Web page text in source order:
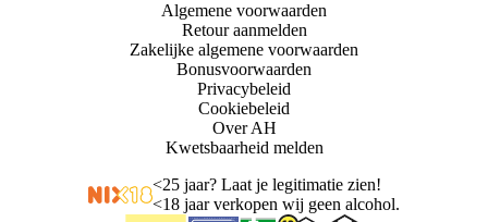
Algemene voorwaarden
Retour aanmelden
Zakelijke algemene voorwaarden
Bonusvoorwaarden
Privacybeleid
Cookiebeleid
Over AH
Kwetsbaarheid melden
<25 jaar? Laat je legitimatie zien!
<18 jaar verkopen wij geen alcohol.